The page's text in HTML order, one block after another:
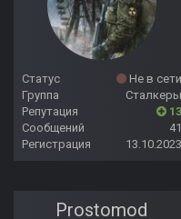
Статус
Не в сети
Группа
Сталкеры
Репутация
13
Сообщений
41
Регистрация
13.10.2023
Prostomod